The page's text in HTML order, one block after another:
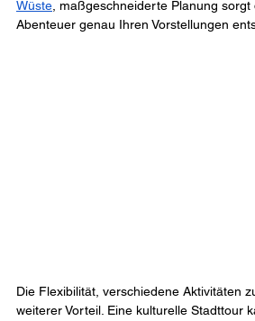
Wüste , maßgeschneiderte Planung
Abenteuer genau Ihren Vorstellungen
Die Flexibilität, verschiedene Aktivitäten
weiterer Vorteil. Eine kulturelle Stadttour